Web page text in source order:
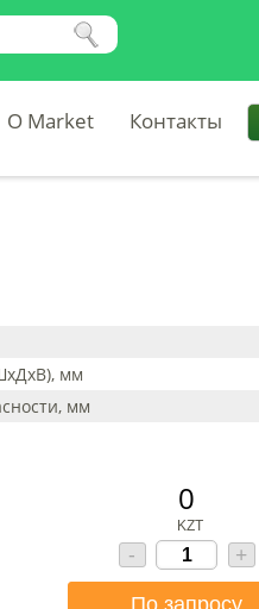
O Market Контакты
мм
мм
0
KZT
- +